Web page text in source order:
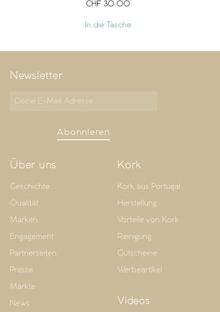
CHF 30.00
In die Tasche
Newsletter
Abonnieren
Über uns
Geschichte
Qualität
Marken
Engagement
Partnerseiten
Presse
Märkte
News
Kork
Kork aus Portugal
Herstellung
Vorteile von Kork
Reinigung
Gutscheine
Werbeartikel
Videos